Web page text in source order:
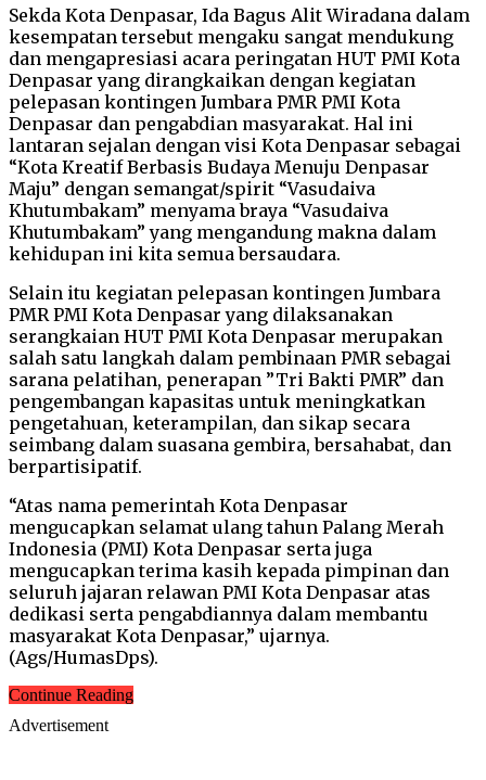
Sekda Kota Denpasar, Ida Bagus Alit Wiradana dalam
kesempatan tersebut mengaku sangat mendukung
dan mengapresiasi acara peringatan HUT PMI Kota
Denpasar yang dirangkaikan dengan kegiatan
pelepasan kontingen Jumbara PMR PMI Kota
Denpasar dan pengabdian masyarakat. Hal ini
lantaran sejalan dengan visi Kota Denpasar sebagai
“Kota Kreatif Berbasis Budaya Menuju Denpasar
Maju” dengan semangat/spirit “Vasudaiva
Khutumbakam” menyama braya “Vasudaiva
Khutumbakam” yang mengandung makna dalam
kehidupan ini kita semua bersaudara.
Selain itu kegiatan pelepasan kontingen Jumbara
PMR PMI Kota Denpasar yang dilaksanakan
serangkaian HUT PMI Kota Denpasar merupakan
salah satu langkah dalam pembinaan PMR sebagai
sarana pelatihan, penerapan ”Tri Bakti PMR” dan
pengembangan kapasitas untuk meningkatkan
pengetahuan, keterampilan, dan sikap secara
seimbang dalam suasana gembira, bersahabat, dan
berpartisipatif.
“Atas nama pemerintah Kota Denpasar
mengucapkan selamat ulang tahun Palang Merah
Indonesia (PMI) Kota Denpasar serta juga
mengucapkan terima kasih kepada pimpinan dan
seluruh jajaran relawan PMI Kota Denpasar atas
dedikasi serta pengabdiannya dalam membantu
masyarakat Kota Denpasar,” ujarnya.
(Ags/HumasDps).
Continue Reading
Advertisement